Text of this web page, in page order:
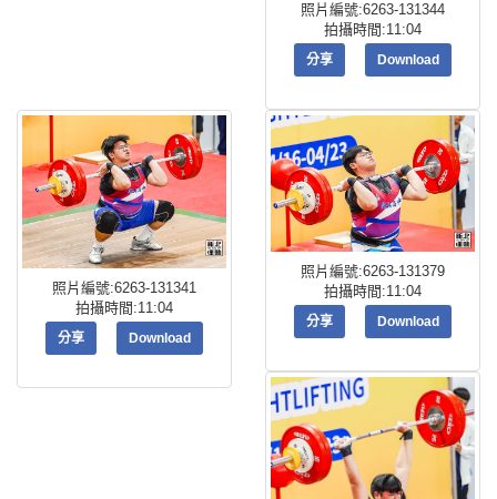
照片編號:6263-131344
拍攝時間:11:04
分享 Download
照片編號:6263-131341
拍攝時間:11:04
分享 Download
照片編號:6263-131379
拍攝時間:11:04
分享 Download